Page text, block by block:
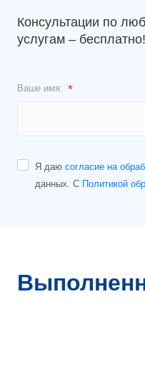
Консультации по
услугам – бесплатно!
Ваше имя: *
Я даю согласие на
данных. С Политикой